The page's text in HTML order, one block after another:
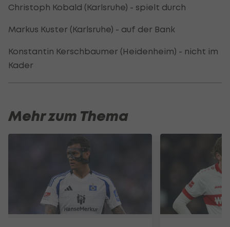
Christoph Kobald (Karlsruhe) - spielt durch
Markus Kuster (Karlsruhe) - auf der Bank
Konstantin Kerschbaumer (Heidenheim) - nicht im
Kader
Mehr zum Thema